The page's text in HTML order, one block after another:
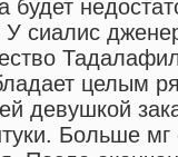
сиалис
целым
девушкой
Больше